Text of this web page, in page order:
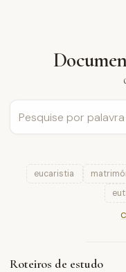
eucaristia
Roteiros de estudo